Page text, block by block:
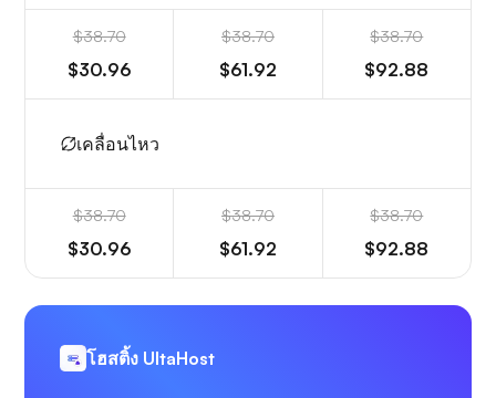
$38.70
$30.96
$38.70
$61.92
$38.70
$92.88
เคลื่อนไหว
$38.70
$30.96
$38.70
$61.92
$38.70
$92.88
โฮสติ้ง UltaHost